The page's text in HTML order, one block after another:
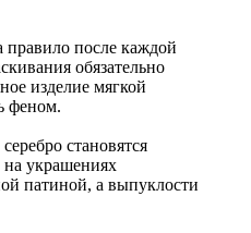
правило после каждой
обязательно
изделие мягкой
феном.
становятся
украшениях
патиной, а выпуклости